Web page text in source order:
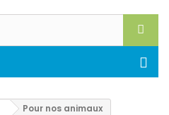
Pour nos animaux